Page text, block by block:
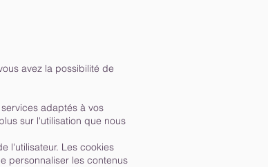
avez la possibilité de
adaptés à vos
sur l'utilisation que nous
l'utilisateur. Les cookies
personnaliser les contenus